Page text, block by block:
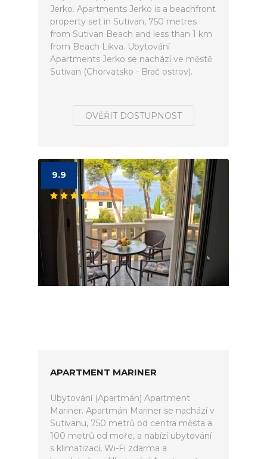
Jerko. Apartments Jerko is a beachfront
property set in Sutivan, 750 metres
from Sutivan Beach and less than 1 km
from Beach Likva. Ubytování
Apartments Jerko se nachází ve městě
Sutivan (Chorvatsko - Brač ostrov).
OVĚŘIT DOSTUPNOST
9.9
APARTMENT MARINER
Ubytování (Apartmán) Apartment
Mariner. Apartmán Mariner se nachází v
Sutivanu, 750 metrů od centra města a
100 metrů od moře, a nabízí ubytování
s klimatizací, Wi-Fi zdarma a